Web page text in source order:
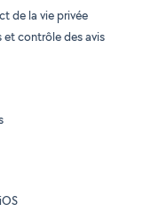
de la vie privée
et contrôle des avis